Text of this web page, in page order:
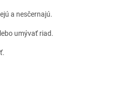
a nesčernajú.
umývať riad.